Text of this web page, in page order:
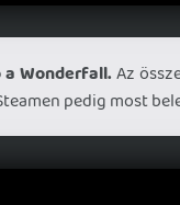
Wonderfall.Az
pedig most